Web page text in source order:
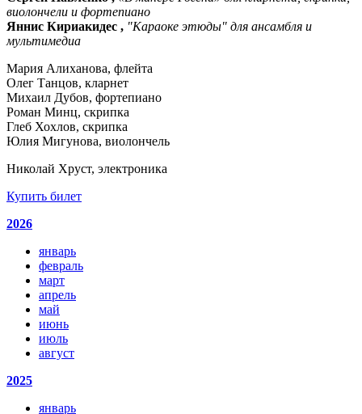
виолончели и фортепиано
Яннис Кириакидес , "Караоке этюды" для ансамбля и
мультимедиа
Мария Алиханова, флейта
Олег Танцов, кларнет
Михаил Дубов, фортепиано
Роман Минц, скрипка
Глеб Хохлов, скрипка
Юлия Мигунова, виолончель
Николай Хруст, электроника
Купить билет
2026
январь
февраль
март
апрель
май
июнь
июль
август
2025
январь